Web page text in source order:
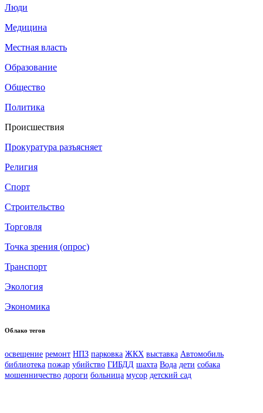
Люди
Медицина
Местная власть
Образование
Общество
Политика
Происшествия
Прокуратура разъясняет
Религия
Спорт
Строительство
Торговля
Точка зрения (опрос)
Транспорт
Экология
Экономика
Облако тегов
освещение ремонт НПЗ парковка ЖКХ выставка Автомобиль
библиотека пожар убийство ГИБДД шахта Вода дети собака
мошенничество дороги больница мусор детский сад